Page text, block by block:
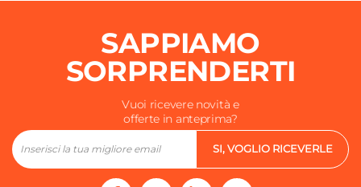
SAPPIAMO
SORPRENDERTI
Vuoi ricevere novità e
offerte in anteprima?
SI, VOGLIO RICEVERLE